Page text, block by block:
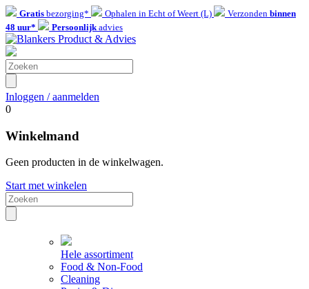
Gratis bezorging* Ophalen in Echt of Weert (L) Verzonden binnen
48 uur*
Persoonlijkadvies
Inloggen / aanmelden
0
Winkelmand
Geen producten in de winkelwagen.
Start met winkelen
Hele assortiment
Food & Non-Food
Cleaning